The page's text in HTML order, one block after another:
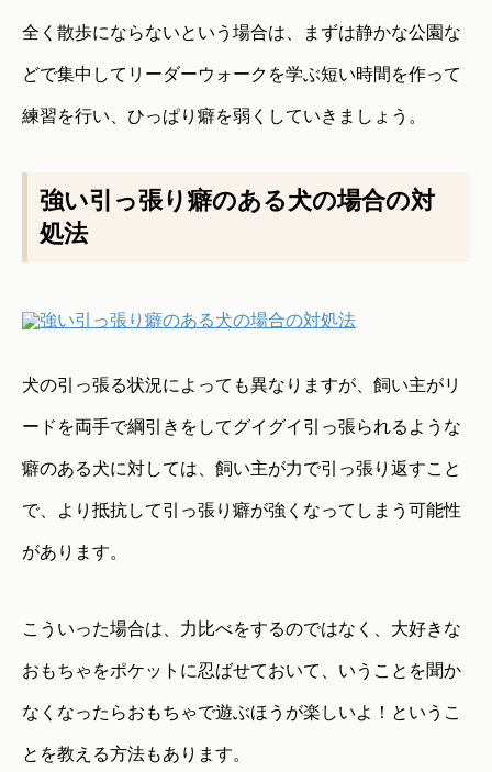
全く散歩にならないという場合は、まずは静かな公園な
どで集中してリーダーウォークを学ぶ短い時間を作って
練習を行い、ひっぱり癖を弱くしていきましょう。
強い引っ張り癖のある犬の場合の対
処法
犬の引っ張る状況によっても異なりますが、飼い主がリ
ードを両手で綱引きをしてグイグイ引っ張られるような
癖のある犬に対しては、飼い主が力で引っ張り返すこと
で、より抵抗して引っ張り癖が強くなってしまう可能性
があります。
こういった場合は、力比べをするのではなく、大好きな
おもちゃをポケットに忍ばせておいて、いうことを聞か
なくなったらおもちゃで遊ぶほうが楽しいよ！というこ
とを教える方法もあります。